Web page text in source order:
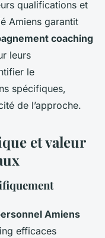
qualifications et
Amiens garantit
coaching
leurs
le
spécifiques,
de l’approche.
et valeur
Amiens
efficaces